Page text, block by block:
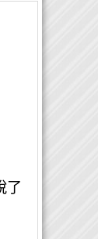
了